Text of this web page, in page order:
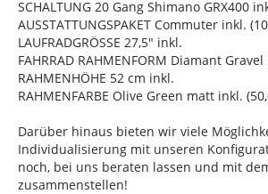
SCHALTUNG 20 Gang Shimano GRX400
AUSSTATTUNGSPAKET Commuter inkl.
LAUFRADGRÖSSE 27,5" inkl.
FAHRRAD RAHMENFORM Diamant
RAHMENHÖHE 52 cm inkl.
RAHMENFARBE Olive Green matt inkl.
Darüber hinaus bieten wir viele
Individualisierung mit unseren
noch, bei uns beraten lassen und mit
zusammenstellen!